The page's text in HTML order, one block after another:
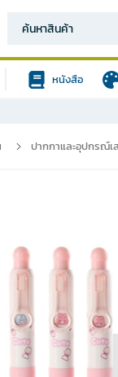
หนังสือ
ปากกาและอุปกรณ์เ